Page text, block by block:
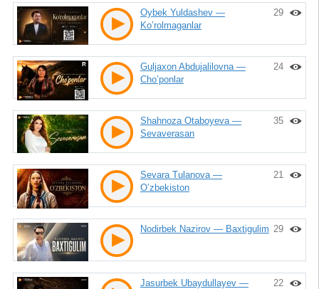
29
Oybek Yuldashev —
Ko’rolmaganlar
24
Guljaxon Abdujalilovna —
Cho’ponlar
35
Shahnoza Otaboyeva —
Sevaverasan
21
Sevara Tulanova —
O’zbekiston
29
Nodirbek Nazirov — Baxtigulim
22
Jasurbek Ubaydullayev —